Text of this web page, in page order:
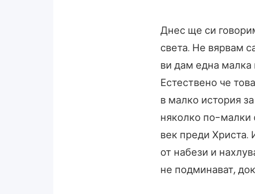
Днес ще си
света. Не вярвам
ви дам една малка
Естествено че
в малко история
няколко по-малки
век преди Христа.
от набези и
не подминават,